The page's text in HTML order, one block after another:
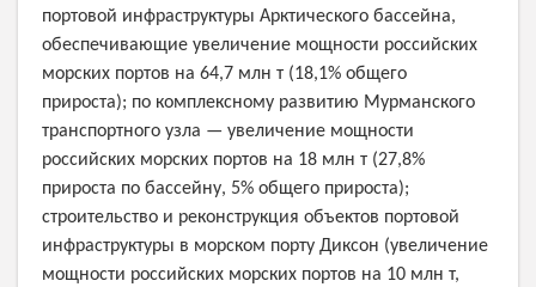
портовой инфраструктуры Арктического бассейна,
обеспечивающие увеличение мощности российских
морских портов на 64,7 млн т (18,1% общего
прироста); по комплексному развитию Мурманского
транспортного узла — увеличение мощности
российских морских портов на 18 млн т (27,8%
прироста по бассейну, 5% общего прироста);
строительство и реконструкция объектов портовой
инфраструктуры в морском порту Диксон (увеличение
мощности российских морских портов на 10 млн т,